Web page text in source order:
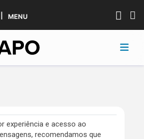
MENU
experiência e acesso ao
recomendamos que